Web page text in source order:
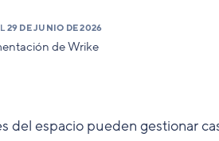
29 DE JUNIO DE 2026
de Wrike
del espacio pueden gestionar